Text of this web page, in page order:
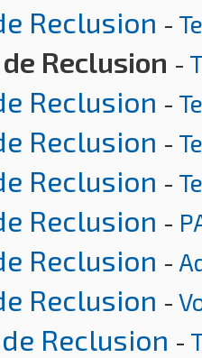
Reclusion -
Reclusion -
Reclusion -
Reclusion -
Reclusion -
Reclusion -
Reclusion -
Reclusion -
Reclusion -